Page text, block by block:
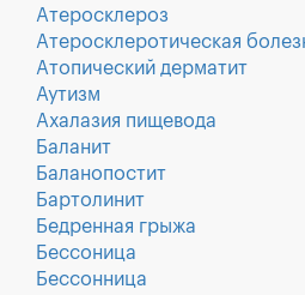
Атеросклероз
Атеросклеротическая
Атопический дерматит
Аутизм
Ахалазия пищевода
Баланит
Баланопостит
Бартолинит
Бедренная грыжа
Бессоница
Бессонница